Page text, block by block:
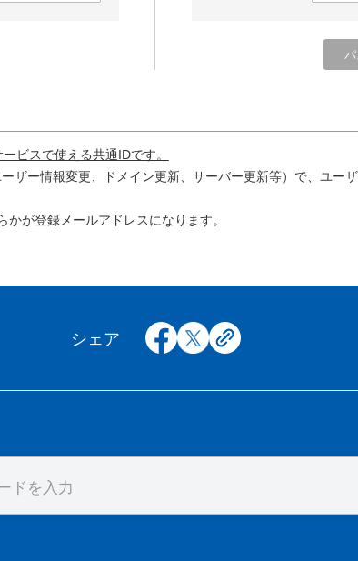
ビスで使える共通IDです。
ザー情報変更、ドメイン更新、サーバー更新等）で、ユー
が登録メールアドレスになります。
シェア facebook
x copy